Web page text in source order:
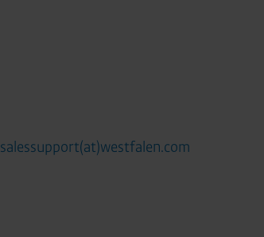
salessupport(at)westfalen.com